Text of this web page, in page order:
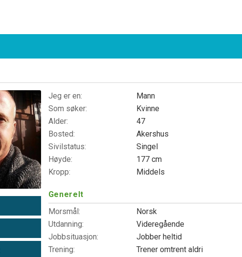
Jeg er en:
Mann
Som søker:
Kvinne
Alder:
47
Bosted:
Akershus
Sivilstatus:
Singel
Høyde:
177 cm
Kropp:
Middels
Generelt
Morsmål:
Norsk
Utdanning:
Videregående
Jobbsituasjon:
Jobber heltid
Trening:
Trener omtrent aldri